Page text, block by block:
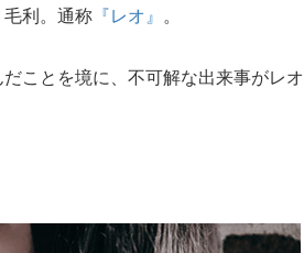
利。通称 『レオ』 。
ことを境に、不可解な出来事がレオ